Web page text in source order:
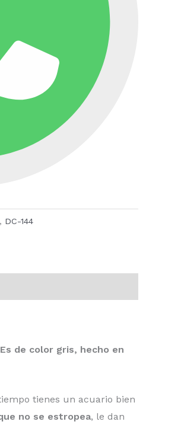
, DC-144
de color gris, hecho en
tienes un acuario bien
no se estropea, le dan